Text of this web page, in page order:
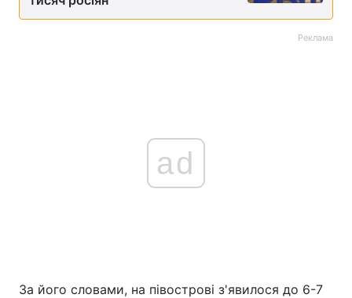
Реклама
ad
За його словами, на півострові з'явилося до 6-7